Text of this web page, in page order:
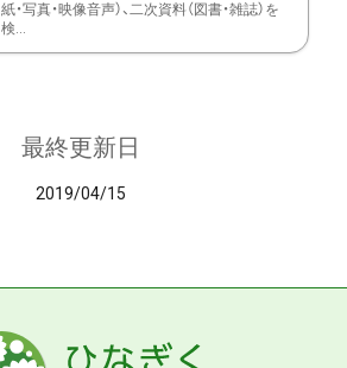
紙・写真・映像音声）、二次資料（図書・雑誌）を
検...
最終更新日
2019/04/15